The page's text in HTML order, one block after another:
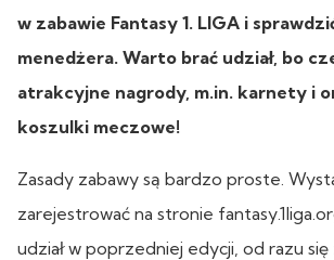
w zabawie Fantasy 1. LIGA i
menedżera. Warto brać udział, bo
atrakcyjne nagrody, m.in. karnety i
koszulki meczowe!
Zasady zabawy są bardzo proste.
zarejestrować na stronie
udział w poprzedniej edycji, od razu się